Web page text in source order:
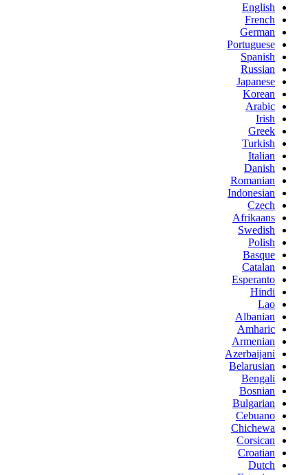
English
French
German
Portuguese
Spanish
Russian
Japanese
Korean
Arabic
Irish
Greek
Turkish
Italian
Danish
Romanian
Indonesian
Czech
Afrikaans
Swedish
Polish
Basque
Catalan
Esperanto
Hindi
Lao
Albanian
Amharic
Armenian
Azerbaijani
Belarusian
Bengali
Bosnian
Bulgarian
Cebuano
Chichewa
Corsican
Croatian
Dutch